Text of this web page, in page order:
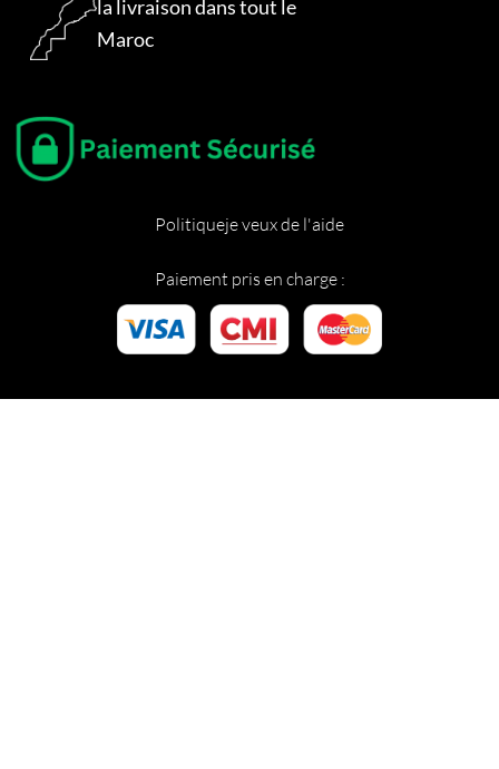
la livraison dans tout le
Maroc
Paiement pris en charge :
Politiqueje veux de l'aide